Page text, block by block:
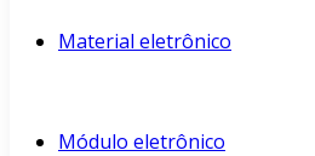
Material eletrônico
Módulo eletrônico